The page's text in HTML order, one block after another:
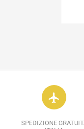
flight
SPEDIZIONE